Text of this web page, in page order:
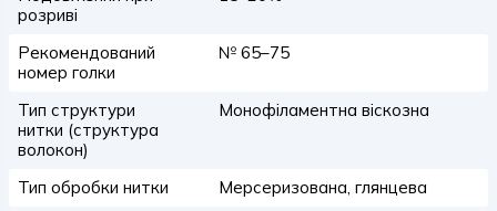
розриві
Рекомендований
номер голки
№ 65–75
Тип структури
нитки (структура
волокон)
Монофіламентна віскозна
Тип обробки нитки
Мерсеризована, глянцева